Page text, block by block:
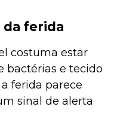
da ferida
costuma estar
bactérias e tecido
ferida parece
sinal de alerta